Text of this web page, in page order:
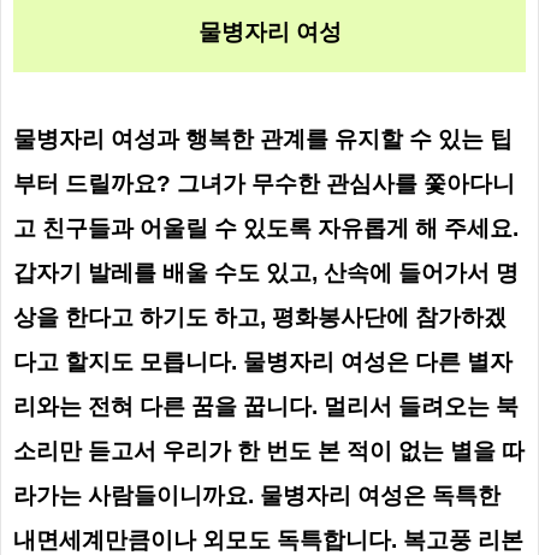
물병자리 여성
물병자리 여성과 행복한 관계를 유지할 수 있는 팁
부터 드릴까요? 그녀가 무수한 관심사를 쫓아다니
고 친구들과 어울릴 수 있도록 자유롭게 해 주세요.
갑자기 발레를 배울 수도 있고, 산속에 들어가서 명
상을 한다고 하기도 하고, 평화봉사단에 참가하겠
다고 할지도 모릅니다. 물병자리 여성은 다른 별자
리와는 전혀 다른 꿈을 꿉니다. 멀리서 들려오는 북
소리만 듣고서 우리가 한 번도 본 적이 없는 별을 따
라가는 사람들이니까요. 물병자리 여성은 독특한
내면세계만큼이나 외모도 독특합니다. 복고풍 리본